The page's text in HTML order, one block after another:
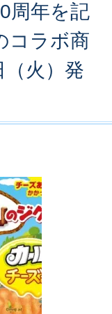
周年を記
コラボ商
火）発